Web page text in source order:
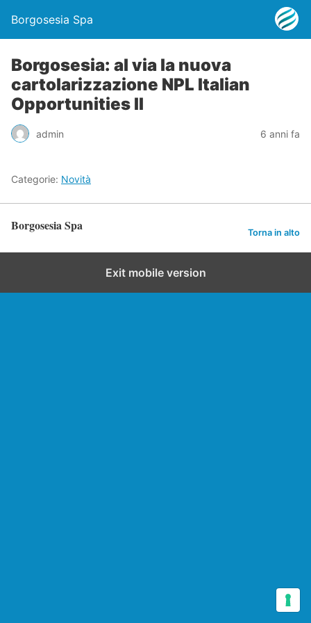
Borgosesia Spa
Borgosesia: al via la nuova
cartolarizzazione NPL Italian
Opportunities II
admin 6 anni fa
Categorie: Novità
Borgosesia Spa Torna in alto
Exit mobile version